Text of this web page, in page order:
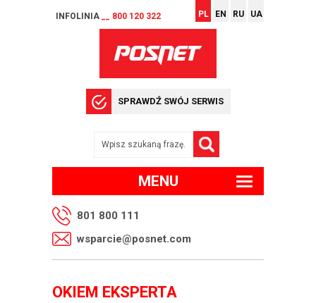
INFOLINIA __ 800 120 322 PL EN RU UA
SPRAWDŹ SWÓJ SERWIS
MENU
801 800 111
wsparcie@posnet.com
OKIEM EKSPERTA